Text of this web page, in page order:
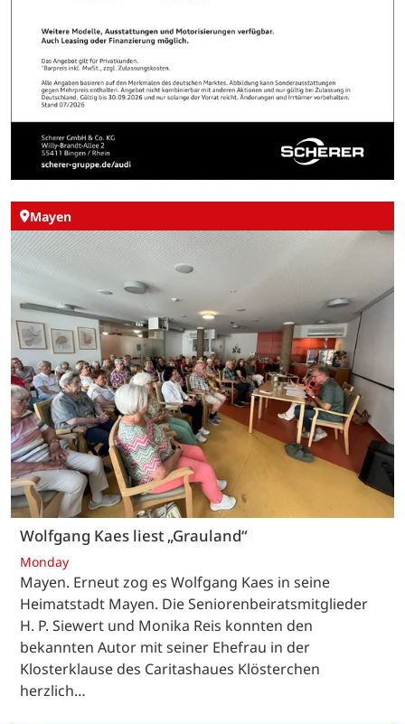
Mayen
Wolfgang Kaes liest „Grauland“
Monday
Mayen. Erneut zog es Wolfgang Kaes in seine
Heimatstadt Mayen. Die Seniorenbeiratsmitglieder
H. P. Siewert und Monika Reis konnten den
bekannten Autor mit seiner Ehefrau in der
Klosterklause des Caritashaues Klösterchen
herzlich…